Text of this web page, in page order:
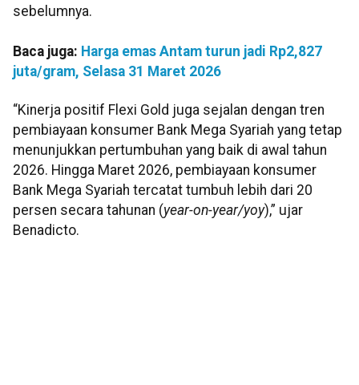
sebelumnya.
Baca juga: Harga emas Antam turun jadi Rp2,827
juta/gram, Selasa 31 Maret 2026
“Kinerja positif Flexi Gold juga sejalan dengan tren
pembiayaan konsumer Bank Mega Syariah yang tetap
menunjukkan pertumbuhan yang baik di awal tahun
2026. Hingga Maret 2026, pembiayaan konsumer
Bank Mega Syariah tercatat tumbuh lebih dari 20
persen secara tahunan (year-on-year/yoy),” ujar
Benadicto.